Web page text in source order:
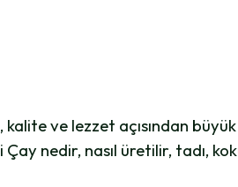
ve lezzet açısından büyük
nedir, nasıl üretilir, tadı,